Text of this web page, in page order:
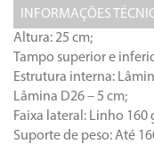
INFORMAÇÕES
Altura: 25 cm;
Tampo superior e
Estrutura interna:
Lâmina D26 – 5 cm;
Faixa lateral: Linho 160
Suporte de peso: Até